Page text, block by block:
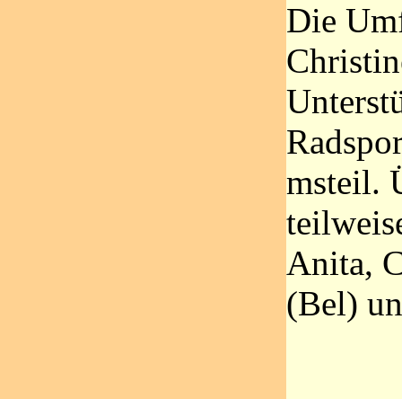
Die
msteil.
Anita,
(Bel)